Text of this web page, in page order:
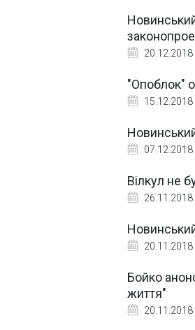
20.12.2018
"Опоблок"
15.12.2018
07.12.2018
Вілкул не
26.11.2018
20.11.2018
Бойко
життя"
20.11.2018